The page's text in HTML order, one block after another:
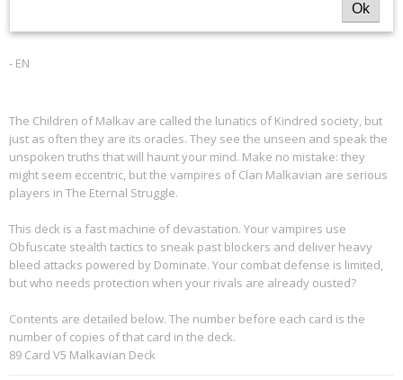
- EN
The Children of Malkav are called the lunatics of Kindred society, but
just as often they are its oracles. They see the unseen and speak the
unspoken truths that will haunt your mind. Make no mistake: they
might seem eccentric, but the vampires of Clan Malkavian are serious
players in The Eternal Struggle.
This deck is a fast machine of devastation. Your vampires use
Obfuscate stealth tactics to sneak past blockers and deliver heavy
bleed attacks powered by Dominate. Your combat defense is limited,
but who needs protection when your rivals are already ousted?
Contents are detailed below. The number before each card is the
number of copies of that card in the deck.
89 Card V5 Malkavian Deck
Ok